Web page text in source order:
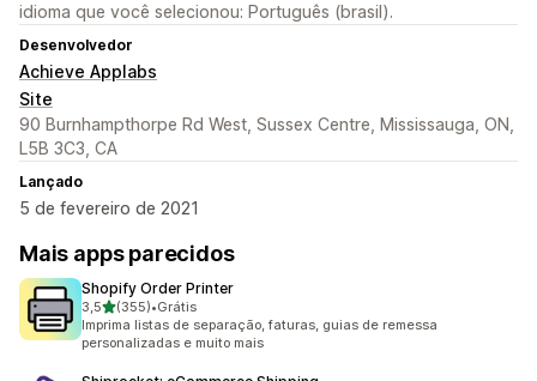
idioma que você selecionou: Português (brasil).
Desenvolvedor
Achieve Applabs
Site
90 Burnhampthorpe Rd West, Sussex Centre, Mississauga, ON,
L5B 3C3, CA
Lançado
5 de fevereiro de 2021
Mais apps parecidos
Shopify Order Printer
3,5de 5 estrelas
(355)
355 avaliações ao todo
•Grátis
Imprima listas de separação, faturas, guias de remessa
personalizadas e muito mais